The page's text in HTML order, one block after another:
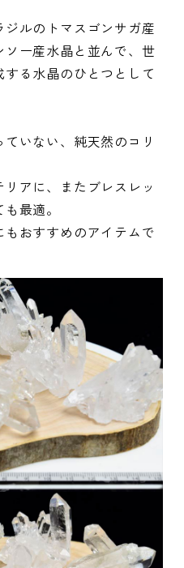
ルのトマスゴンサガ産
ー産水晶と並んで、世
る水晶のひとつとして
いない、純天然のコリ
アに、またブレスレッ
最適。
おすすめのアイテムで